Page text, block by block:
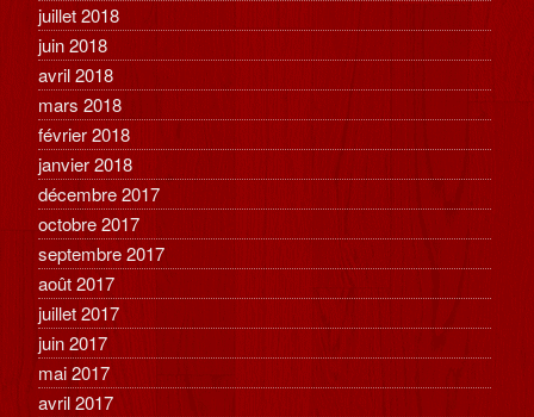
juillet 2018
juin 2018
avril 2018
mars 2018
février 2018
janvier 2018
décembre 2017
octobre 2017
septembre 2017
août 2017
juillet 2017
juin 2017
mai 2017
avril 2017